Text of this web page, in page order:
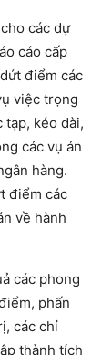
các dự
cáo cấp
điểm các
việc trọng
tạp, kéo dài,
các vụ án
hàng.
điểm các
về hành
các phong
phấn
các chỉ
thành tích